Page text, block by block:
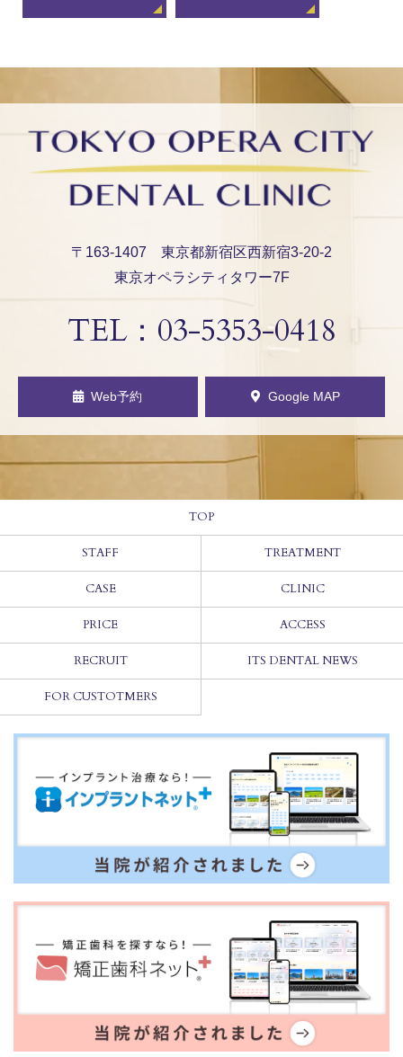
〒163-1407 東京都新宿区西新宿3-20-2
東京オペラシティタワー7F
TEL： 03-5353-0418
Web予約 Google MAP
TOP
STAFF TREATMENT
CASE CLINIC
PRICE ACCESS
RECRUIT ITS DENTAL NEWS
FOR CUSTOTMERS